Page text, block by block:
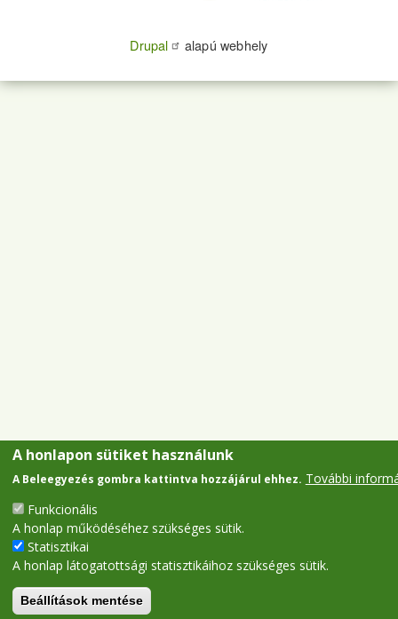
Drupal alapú webhely
A honlapon sütiket használunk
A Beleegyezés gombra kattintva hozzájárul ehhez. További
Funkcionális
A honlap működéséhez szükséges sütik.
Statisztikai
A honlap látogatottsági statisztikáihoz szükséges sütik.
Beállítások mentése